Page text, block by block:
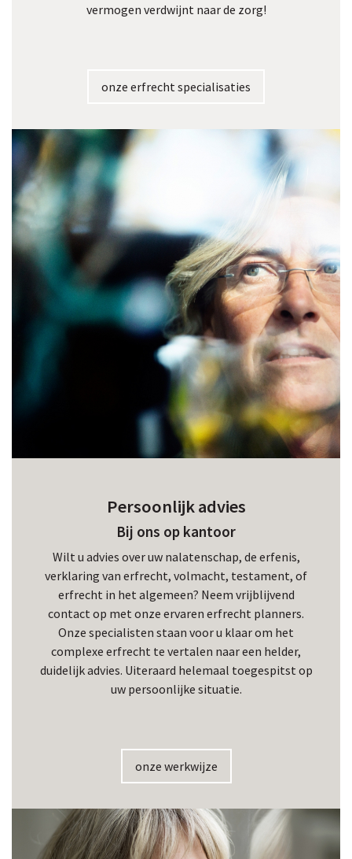
vermogen verdwijnt naar de zorg!
onze erfrecht specialisaties
Persoonlijk advies
Bij ons op kantoor
Wilt u advies over uw nalatenschap, de erfenis,
verklaring van erfrecht, volmacht, testament, of
erfrecht in het algemeen? Neem vrijblijvend
contact op met onze ervaren erfrecht planners.
Onze specialisten staan voor u klaar om het
complexe erfrecht te vertalen naar een helder,
duidelijk advies. Uiteraard helemaal toegespitst op
uw persoonlijke situatie.
onze werkwijze